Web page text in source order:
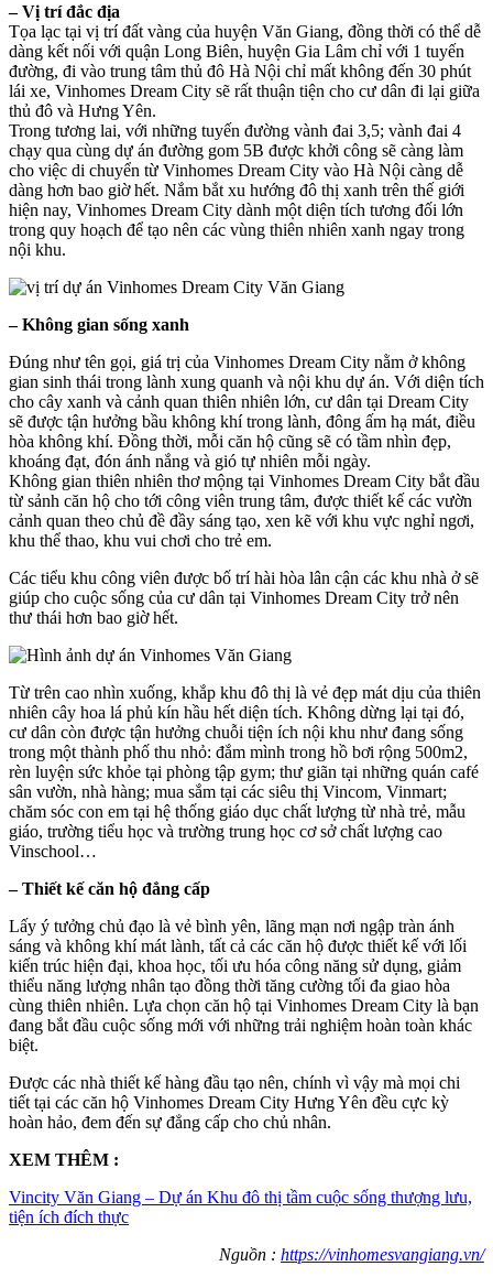
– Vị trí đắc địa
Tọa lạc tại vị trí đất vàng của huyện Văn Giang, đồng thời có thể dễ
dàng kết nối với quận Long Biên, huyện Gia Lâm chỉ với 1 tuyến
đường, đi vào trung tâm thủ đô Hà Nội chỉ mất không đến 30 phút
lái xe, Vinhomes Dream City sẽ rất thuận tiện cho cư dân đi lại giữa
thủ đô và Hưng Yên.
Trong tương lai, với những tuyến đường vành đai 3,5; vành đai 4
chạy qua cùng dự án đường gom 5B được khởi công sẽ càng làm
cho việc di chuyển từ Vinhomes Dream City vào Hà Nội càng dễ
dàng hơn bao giờ hết. Nắm bắt xu hướng đô thị xanh trên thế giới
hiện nay, Vinhomes Dream City dành một diện tích tương đối lớn
trong quy hoạch để tạo nên các vùng thiên nhiên xanh ngay trong
nội khu.
– Không gian sống xanh
Đúng như tên gọi, giá trị của Vinhomes Dream City nằm ở không
gian sinh thái trong lành xung quanh và nội khu dự án. Với diện tích
cho cây xanh và cảnh quan thiên nhiên lớn, cư dân tại Dream City
sẽ được tận hưởng bầu không khí trong lành, đông ấm hạ mát, điều
hòa không khí. Đồng thời, mỗi căn hộ cũng sẽ có tầm nhìn đẹp,
khoáng đạt, đón ánh nắng và gió tự nhiên mỗi ngày.
Không gian thiên nhiên thơ mộng tại Vinhomes Dream City bắt đầu
từ sảnh căn hộ cho tới công viên trung tâm, được thiết kế các vườn
cảnh quan theo chủ đề đầy sáng tạo, xen kẽ với khu vực nghỉ ngơi,
khu thể thao, khu vui chơi cho trẻ em.
Các tiểu khu công viên được bố trí hài hòa lân cận các khu nhà ở sẽ
giúp cho cuộc sống của cư dân tại Vinhomes Dream City trở nên
thư thái hơn bao giờ hết.
Từ trên cao nhìn xuống, khắp khu đô thị là vẻ đẹp mát dịu của thiên
nhiên cây hoa lá phủ kín hầu hết diện tích. Không dừng lại tại đó,
cư dân còn được tận hưởng chuỗi tiện ích nội khu như đang sống
trong một thành phố thu nhỏ: đắm mình trong hồ bơi rộng 500m2,
rèn luyện sức khỏe tại phòng tập gym; thư giãn tại những quán café
sân vườn, nhà hàng; mua sắm tại các siêu thị Vincom, Vinmart;
chăm sóc con em tại hệ thống giáo dục chất lượng từ nhà trẻ, mẫu
giáo, trường tiểu học và trường trung học cơ sở chất lượng cao
Vinschool…
– Thiết kế căn hộ đẳng cấp
Lấy ý tưởng chủ đạo là vẻ bình yên, lãng mạn nơi ngập tràn ánh
sáng và không khí mát lành, tất cả các căn hộ được thiết kế với lối
kiến trúc hiện đại, khoa học, tối ưu hóa công năng sử dụng, giảm
thiểu năng lượng nhân tạo đồng thời tăng cường tối đa giao hòa
cùng thiên nhiên. Lựa chọn căn hộ tại Vinhomes Dream City là bạn
đang bắt đầu cuộc sống mới với những trải nghiệm hoàn toàn khác
biệt.
Được các nhà thiết kế hàng đầu tạo nên, chính vì vậy mà mọi chi
tiết tại các căn hộ Vinhomes Dream City Hưng Yên đều cực kỳ
hoàn hảo, đem đến sự đẳng cấp cho chủ nhân.
XEM THÊM :
Vincity Văn Giang – Dự án Khu đô thị tầm cuộc sống thượng lưu,
tiện ích đích thực
Nguồn : https://vinhomesvangiang.vn/